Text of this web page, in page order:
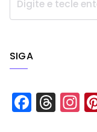
s
iSIGA
F
a
T
h
In